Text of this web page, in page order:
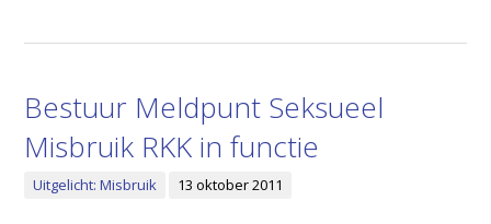
Bestuur Meldpunt Seksueel
Misbruik RKK in functie
Uitgelicht: Misbruik 13 oktober 2011